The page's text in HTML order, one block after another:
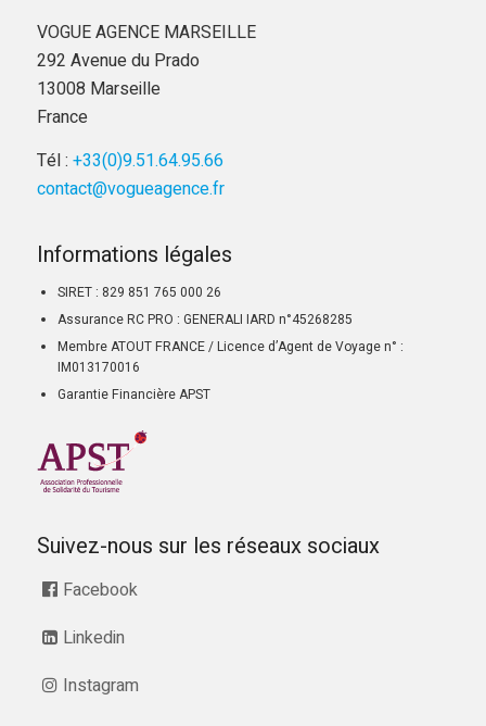
VOGUE AGENCE MARSEILLE
292 Avenue du Prado
13008 Marseille
France
Tél : +33(0)9.51.64.95.66
contact@vogueagence.fr
Informations légales
SIRET : 829 851 765 000 26
Assurance RC PRO : GENERALI IARD n°45268285
Membre ATOUT FRANCE / Licence d’Agent de Voyage n° :
IM013170016
Garantie Financière APST
Suivez-nous sur les réseaux sociaux
Facebook
Linkedin
Instagram